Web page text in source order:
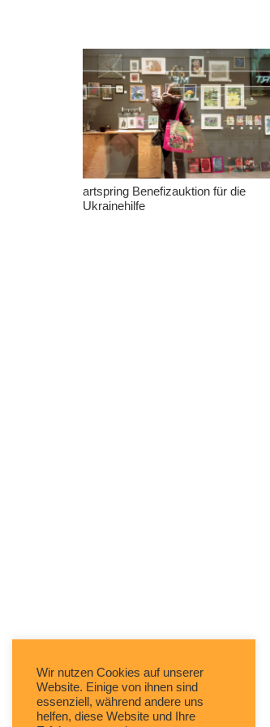
artspring Benefizauktion für die
Ukrainehilfe
Wir nutzen Cookies auf unserer
Website. Einige von ihnen sind
essenziell, während andere uns
helfen, diese Website und Ihre